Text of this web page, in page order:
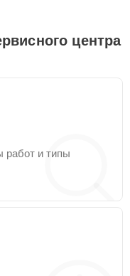
центра
работ и типы